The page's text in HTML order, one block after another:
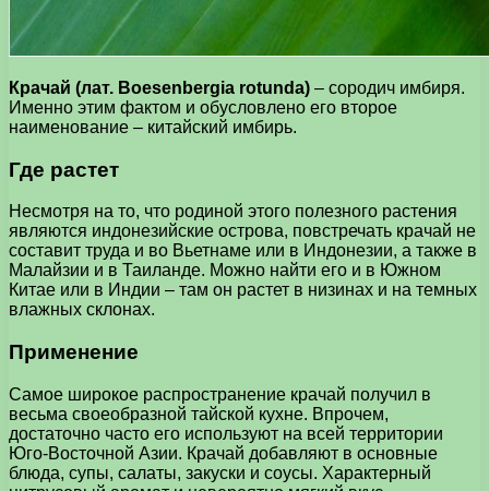
Крачай (лат. Boesenbergia rotunda) – сородич имбиря.
Именно этим фактом и обусловлено его второе
наименование – китайский имбирь.
Где растет
Несмотря на то, что родиной этого полезного растения
являются индонезийские острова, повстречать крачай не
составит труда и во Вьетнаме или в Индонезии, а также в
Малайзии и в Таиланде. Можно найти его и в Южном
Китае или в Индии – там он растет в низинах и на темных
влажных склонах.
Применение
Самое широкое распространение крачай получил в
весьма своеобразной тайской кухне. Впрочем,
достаточно часто его используют на всей территории
Юго-Восточной Азии. Крачай добавляют в основные
блюда, супы, салаты, закуски и соусы. Характерный